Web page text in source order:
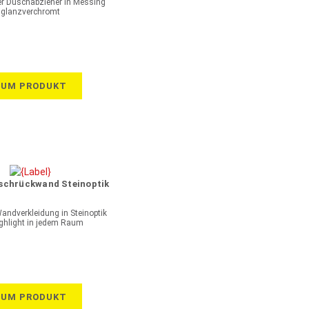
Duschabzieher in Messing
glanzverchromt
PRODUKT
Steinoptik
in Steinoptik
in jedem Raum
PRODUKT